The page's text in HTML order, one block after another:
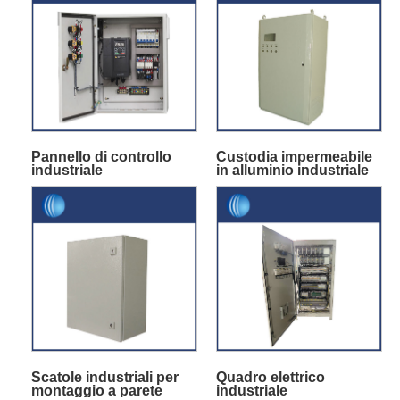
Pannello di controllo
industriale
Custodia impermeabile
in alluminio industriale
Scatole industriali per
montaggio a parete
Quadro elettrico
industriale